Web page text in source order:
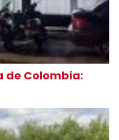
de Colombia: